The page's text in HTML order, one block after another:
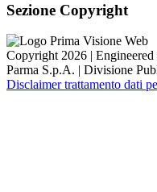
Sezione Copyright
Copyright 2026 |
Parma S.p.A. | Divisione
Disclaimer trattamento dati